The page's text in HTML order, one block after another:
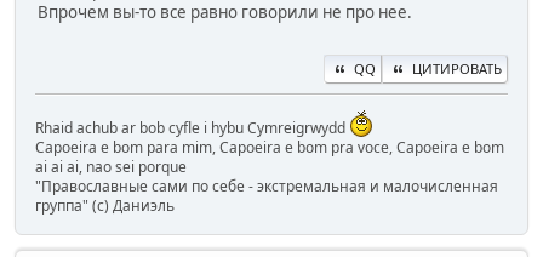
Впрочем вы-то все равно говорили не про нее.
QQ ЦИТИРОВАТЬ
Rhaid achub ar bob cyfle i hybu Cymreigrwydd
Capoeira e bom para mim, Capoeira e bom pra voce, Capoeira e bom
ai ai ai, nao sei porque
"Православные сами по себе - экстремальная и малочисленная
группа" (с) Даниэль